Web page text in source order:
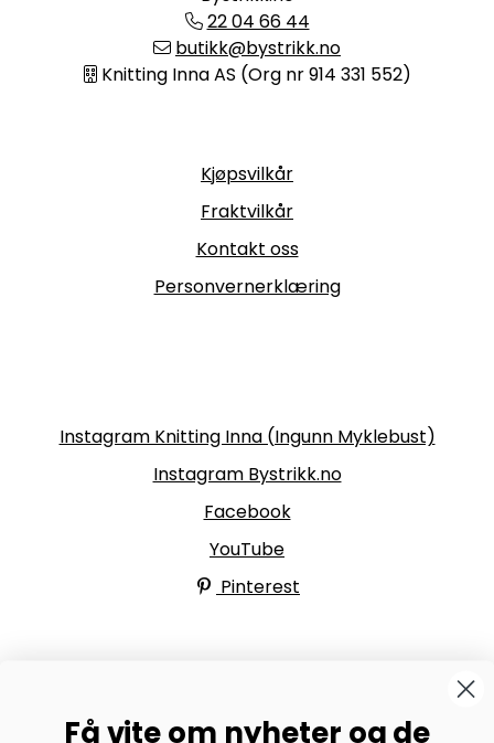
22 04 66 44
butikk@bystrikk.no
Knitting Inna AS (Org nr 914 331 552)
Kjøpsvilkår
Fraktvilkår
Kontakt oss
Personvernerklæring
Instagram Knitting Inna (Ingunn Myklebust)
Instagram Bystrikk.no
Facebook
YouTube
Pinterest
Bli medlem av Bystrikk-forumet vårt på Facebook og
Få vite om nyheter og de